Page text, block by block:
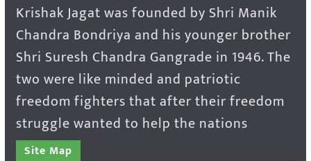
Krishak Jagat was founded by Shri Manik
Chandra Bondriya and his younger brother
Shri Suresh Chandra Gangrade in 1946. The
two were like minded and patriotic
freedom fighters that after their freedom
struggle wanted to help the nations
Site Map